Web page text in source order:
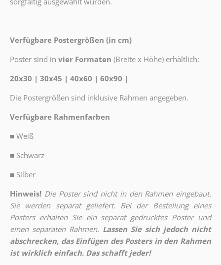
Verfügbare Postergrößen (in cm)
Poster sind in vier Formaten (Breite x Höhe) erhältlich:
20x30 | 30x45 | 40x60 | 60x90 |
Die Postergrößen sind inklusive Rahmen angegeben.
Verfügbare Rahmenfarben
■ Weiß
■ Schwarz
■ Silber
Hinweis! Die Poster sind nicht in den Rahmen eingebaut.
Sie werden separat geliefert. Bei der Bestellung eines
Posters erhalten Sie ein separat gedrucktes Poster und
einen separaten Rahmen. Lassen Sie sich jedoch nicht
abschrecken, das Einfügen des Posters in den Rahmen
ist wirklich einfach. Das schafft jeder!